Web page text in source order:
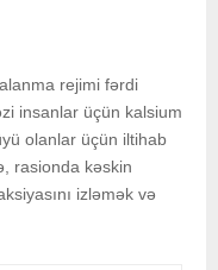
rejimi fərdi
insanlar üçün kalsium
olanlar üçün iltihab
rasionda kəskin
izləmək və